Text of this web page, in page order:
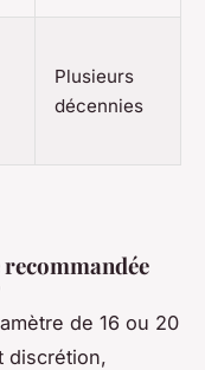
Plusieurs
décennies
de 16 ou 20
discrétion,